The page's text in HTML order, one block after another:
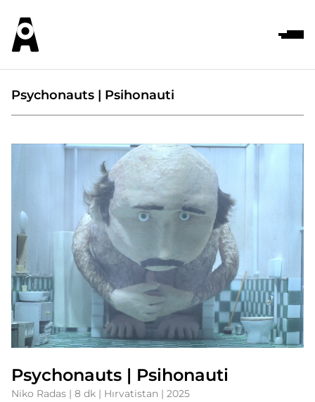
Psychonauts | Psihonauti
Psychonauts | Psihonauti
Niko Radas | 8 dk | Hırvatistan | 2025